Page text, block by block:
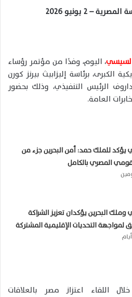
– 2 يونيو 2026
السيسي، اليوم، وفدًا من مؤتمر رؤساء
الكبرى، برئاسة إليزابيث بيرنز كورن
الرئيس التنفيذي، وذلك بحضور
العامة.
للملك حمد: أمن البحرين جزء من
المصري بالكامل
البحرين يؤكدان تعزيز الشراكة
لمواجهة التحديات الإقليمية المشتركة
اللقاء اعتزاز مصر بالعلاقات